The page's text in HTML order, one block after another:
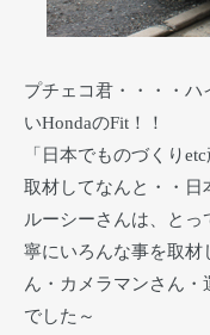
プチェコ君・・・・
いHondaのFit！！
「日本でものづくり
取材してなんと・・日
ルーシーさんは、と
寧にいろんな事を取材
ん・カメラマンさん
でした～